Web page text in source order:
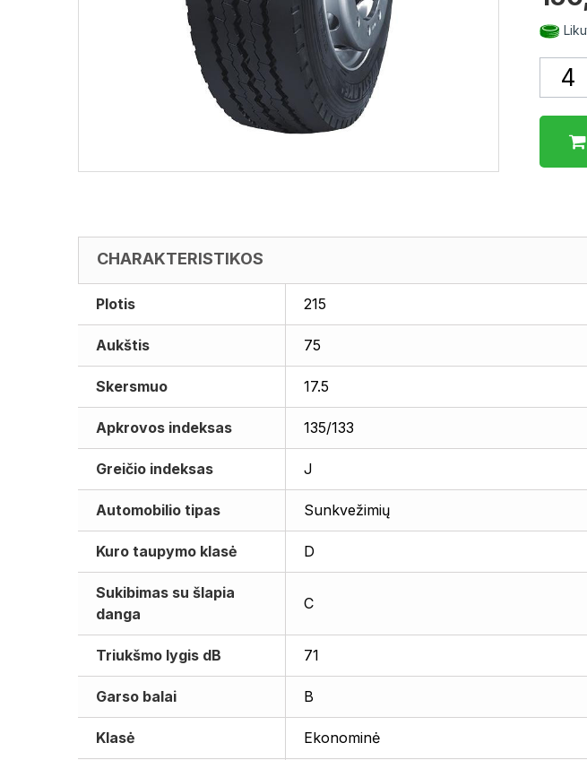
CHARAKTERISTIKOS
Plotis 215
Aukštis 75
Skersmuo 17.5
Apkrovos indeksas 135/133
Greičio indeksas J
Automobilio tipas Sunkvežimių
Kuro taupymo klasė D
Sukibimas su šlapia
danga
C
Triukšmo lygis dB 71
Garso balai B
Klasė Ekonominė